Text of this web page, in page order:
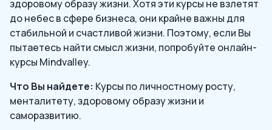
здоровому образу жизни. Хотя эти курсы не взлетят
до небес в сфере бизнеса, они крайне важны для
стабильной и счастливой жизни. Поэтому, если Вы
пытаетесь найти смысл жизни, попробуйте онлайн-
курсы Mindvalley.
Что Вы найдете: Курсы по личностному росту,
менталитету, здоровому образу жизни и
саморазвитию.